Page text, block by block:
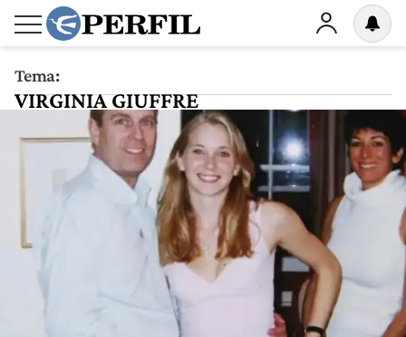
Tema:
VIRGINIA GIUFFRE